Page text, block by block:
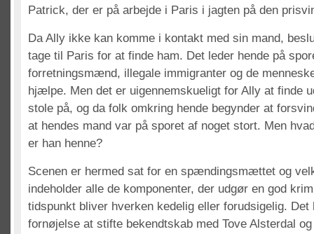
Patrick, der er på arbejde i Paris i jagten på den
Da Ally ikke kan komme i kontakt med sin mand,
tage til Paris for at finde ham. Det leder hende på
forretningsmænd, illegale immigranter og de
hjælpe. Men det er uigennemskueligt for Ally at finde
stole på, og da folk omkring hende begynder at
at hendes mand var på sporet af noget stort. Men
er han henne?
Scenen er hermed sat for en spændingsmættet og
indeholder alle de komponenter, der udgør en god
tidspunkt bliver hverken kedelig eller forudsigelig.
fornøjelse at stifte bekendtskab med Tove Alsterdal